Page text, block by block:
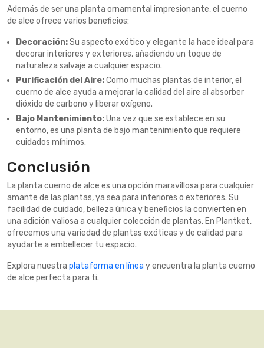
Además de ser una planta ornamental impresionante, el cuerno
de alce ofrece varios beneficios:
Decoración:Su aspecto exótico y elegante la hace ideal para
decorar interiores y exteriores, añadiendo un toque de
naturaleza salvaje a cualquier espacio.
Purificación del Aire:Como muchas plantas de interior, el
cuerno de alce ayuda a mejorar la calidad del aire al absorber
dióxido de carbono y liberar oxígeno.
Bajo Mantenimiento:Una vez que se establece en su
entorno, es una planta de bajo mantenimiento que requiere
cuidados mínimos.
Conclusión
La planta cuerno de alce es una opción maravillosa para cualquier
amante de las plantas, ya sea para interiores o exteriores. Su
facilidad de cuidado, belleza única y beneficios la convierten en
una adición valiosa a cualquier colección de plantas. En Plantket,
ofrecemos una variedad de plantas exóticas y de calidad para
ayudarte a embellecer tu espacio.
Explora nuestra plataforma en línea y encuentra la planta cuerno
de alce perfecta para ti.